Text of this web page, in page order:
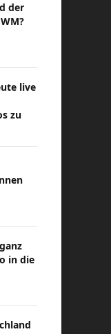
der
live
zu
in die